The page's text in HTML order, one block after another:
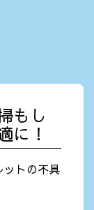
もし
に！
ットの不具